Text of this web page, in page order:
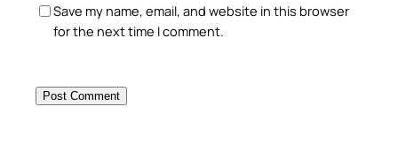
Save my name, email, and website in this browser
for the next time I comment.